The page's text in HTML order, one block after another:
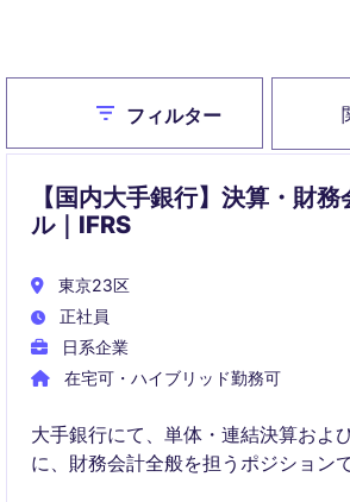
Closeフィルター
【国内大手銀行】決算・財
ル｜IFRS
東京23区
正社員
日系企業
在宅可・ハイブリッド勤務可
大手銀行にて、単体・連結決算およ
に、財務会計全般を担うポジションで